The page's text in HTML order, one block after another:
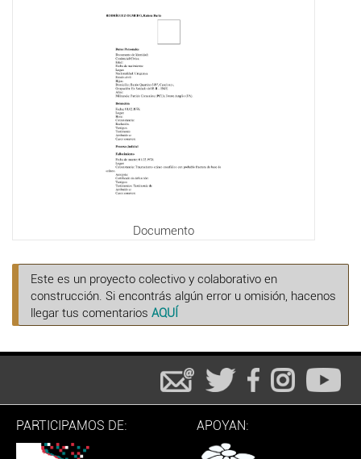
Documento
Este es un proyecto colectivo y colaborativo en
construcción. Si encontrás algún error u omisión, hacenos
llegar tus comentarios AQUÍ
PARTICIPAMOS DE: APOYAN: